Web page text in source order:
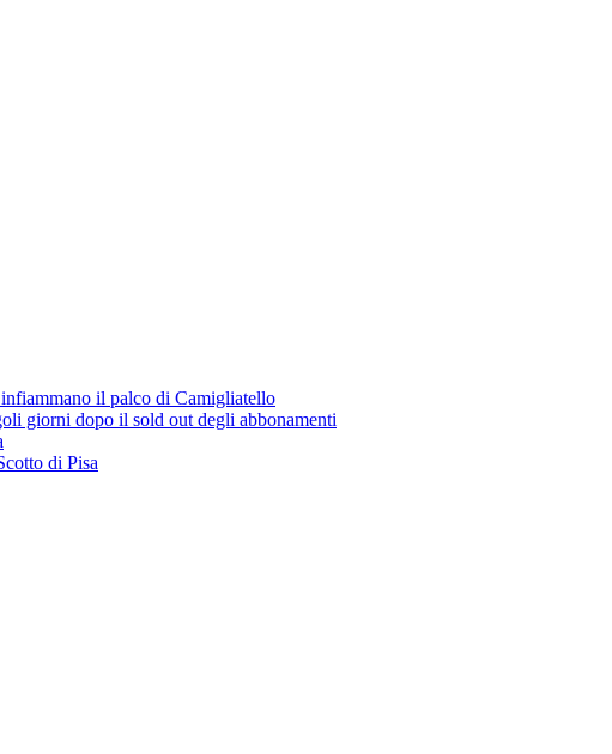
il palco di Camigliatello
giorni dopo il sold out degli abbonamenti
di Pisa